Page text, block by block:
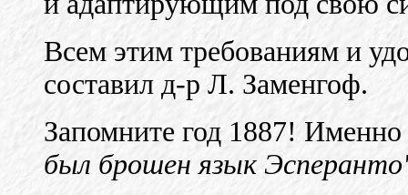
Всем этим требованиям и
составил д-р Л. Заменгоф.
Запомните год 1887! Именно
был брошен язык